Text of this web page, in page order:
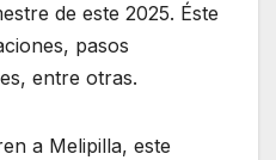
de este 2025. Éste
pasos
entre otras.
a Melipilla, este